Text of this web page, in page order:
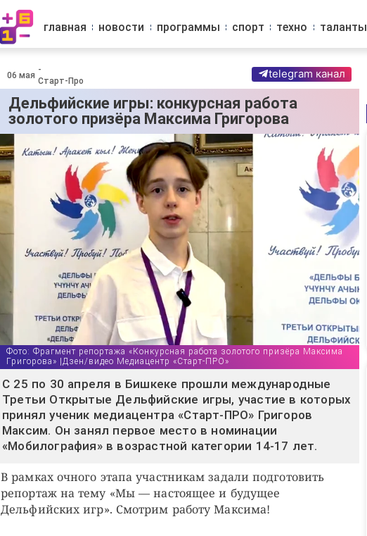
главная новости программы спорт техно таланты
06 мая
-
Старт-Про
telegram канал
Дельфийские игры: конкурсная работа
золотого призёра Максима Григорова
Фото: Фрагмент репортажа «Конкурсная работа золотого призёра Максима
Григорова» |Дзен/видео Медиацентр «Старт-ПРО»
С 25 по 30 апреля в Бишкеке прошли международные
Третьи Открытые Дельфийские игры, участие в которых
принял ученик медиацентра «Старт-ПРО» Григоров
Максим. Он занял первое место в номинации
«Мобилография» в возрастной категории 14-17 лет.
В рамках очного этапа участникам задали подготовить
репортаж на тему «Мы — настоящее и будущее
Дельфийских игр». Смотрим работу Максима!